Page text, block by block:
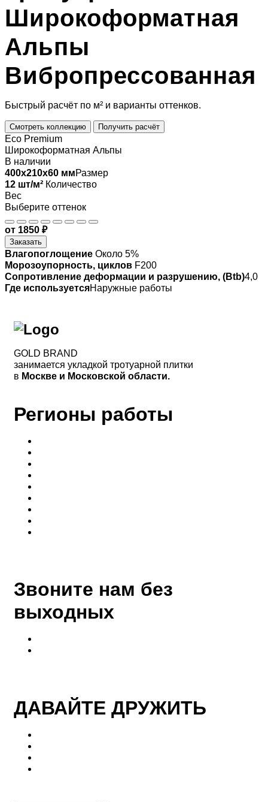
Широкоформатная
Альпы
Вибропрессованная
Быстрый расчёт по м² и варианты оттенков.
Смотреть коллекцию Получить расчёт
Eco Premium
Широкоформатная Альпы
В наличии
400x210x60 ммРазмер
12 шт/м² Количество
Вес
Выберите оттенок
от 1850 ₽
Заказать
Влагопоглощение Около 5%
Морозоупорность, циклов F200
Сопротивление деформации и разрушению, (Btb)4,0
Где используетсяНаружные работы
GOLD BRAND
занимается укладкой тротуарной плитки
в Москве и Московской области.
Регионы работы
Звоните нам без
выходных
ДАВАЙТЕ ДРУЖИТЬ